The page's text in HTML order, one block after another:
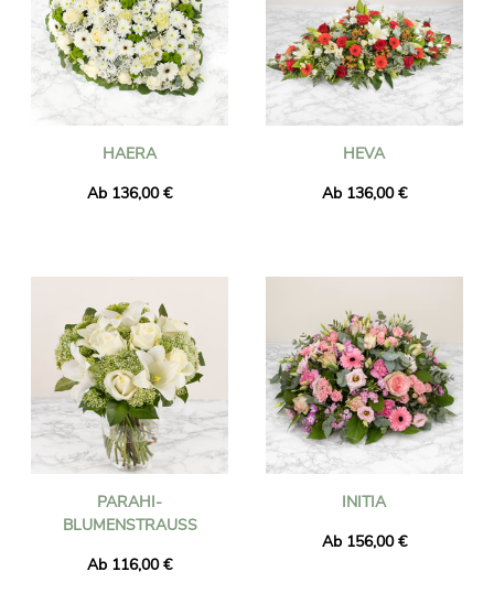
HAERA
Ab 136,00 €
HEVA
Ab 136,00 €
PARAHI-
BLUMENSTRAUSS
Ab 116,00 €
INITIA
Ab 156,00 €